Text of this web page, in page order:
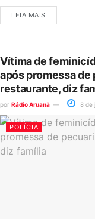
LEIA MAIS
Vítima de
após promessa de
restaurante, diz
por Rádio Aruanã 8 de
POLÍCIA